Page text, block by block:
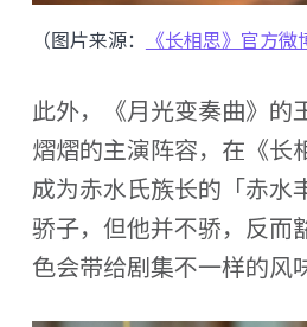
（图片来源： 《长相思》官方微
此外，《月光变奏曲》的
熠熠的主演阵容，在《长
成为赤水氏族长的「赤水
骄子，但他并不骄，反而
色会带给剧集不一样的风